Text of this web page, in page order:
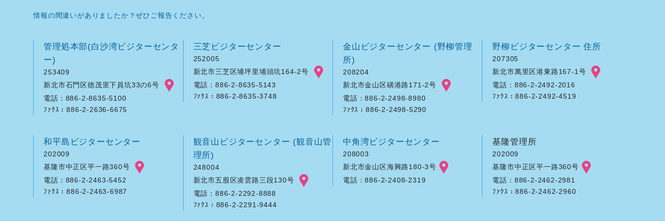
情報の間違いがありましたか？ぜひご報告ください。
管理処本部(白沙湾ビジターセンタ
ー)
253409
新北市石門区徳茂里下員坑33の6号
電話：886-2-8635-5100
ﾌｧｸｽ：886-2-2636-6675
三芝ビジターセンター
252005
新北市三芝区埔坪里埔頭坑164-2号
電話：886-2-8635-5143
ﾌｧｸｽ：886-2-8635-3748
金山ビジターセンター (野柳管理
所)
208204
新北市金山区磺港路171-2号
電話：886-2-2498-8980
ﾌｧｸｽ：886-2-2498-5290
野柳ビジターセンター 住所
207305
新北市萬里区港東路167-1号
電話：886-2-2492-2016
ﾌｧｸｽ：886-2-2492-4519
和平島ビジターセンター
202009
基隆市中正区平一路360号
電話：886-2-2463-5452
ﾌｧｸｽ：886-2-2463-6987
観音山ビジターセンター (観音山管
理所)
248004
新北市五股区凌雲路三段130号
電話：886-2-2292-8888
ﾌｧｸｽ：886-2-2291-9444
中角湾ビジターセンター
208003
新北市金山区海興路180-3号
電話：886-2-2408-2319
基隆管理所
202009
基隆市中正区平一路360号
電話：886-2-2462-2981
ﾌｧｸｽ：886-2-2462-2960